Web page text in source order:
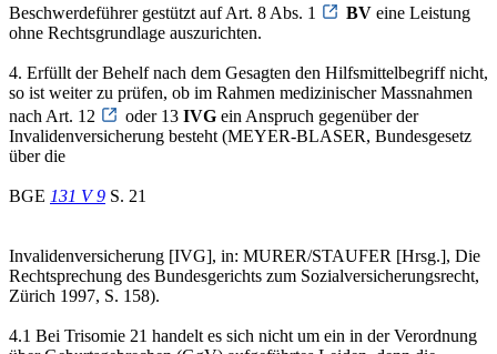
Beschwerdeführer gestützt auf Art. 8 Abs. 1
BV eine Leistung
ohne Rechtsgrundlage auszurichten.
4. Erfüllt der Behelf nach dem Gesagten den Hilfsmittelbegriff nicht,
so ist weiter zu prüfen, ob im Rahmen medizinischer Massnahmen
nach Art. 12
oder 13 IVG ein Anspruch gegenüber der
Invalidenversicherung besteht (MEYER-BLASER, Bundesgesetz
über die
BGE 131 V 9 S. 21
Invalidenversicherung [IVG], in: MURER/STAUFER [Hrsg.], Die
Rechtsprechung des Bundesgerichts zum Sozialversicherungsrecht,
Zürich 1997, S. 158).
4.1 Bei Trisomie 21 handelt es sich nicht um ein in der Verordnung